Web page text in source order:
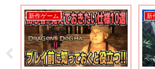
新作ゲーム 新